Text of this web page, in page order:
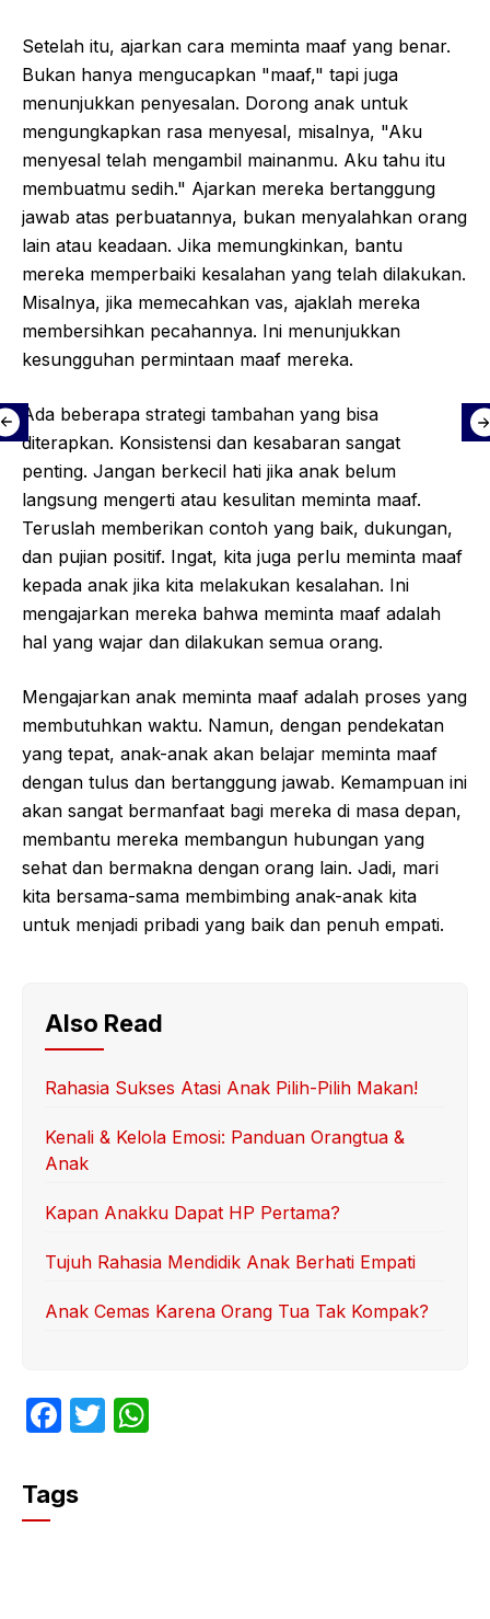
Setelah itu, ajarkan cara meminta maaf yang benar.
Bukan hanya mengucapkan "maaf," tapi juga
menunjukkan penyesalan. Dorong anak untuk
mengungkapkan rasa menyesal, misalnya, "Aku
menyesal telah mengambil mainanmu. Aku tahu itu
membuatmu sedih." Ajarkan mereka bertanggung
jawab atas perbuatannya, bukan menyalahkan orang
lain atau keadaan. Jika memungkinkan, bantu
mereka memperbaiki kesalahan yang telah dilakukan.
Misalnya, jika memecahkan vas, ajaklah mereka
membersihkan pecahannya. Ini menunjukkan
kesungguhan permintaan maaf mereka.
Ada beberapa strategi tambahan yang bisa
diterapkan. Konsistensi dan kesabaran sangat
penting. Jangan berkecil hati jika anak belum
langsung mengerti atau kesulitan meminta maaf.
Teruslah memberikan contoh yang baik, dukungan,
dan pujian positif. Ingat, kita juga perlu meminta maaf
kepada anak jika kita melakukan kesalahan. Ini
mengajarkan mereka bahwa meminta maaf adalah
hal yang wajar dan dilakukan semua orang.
Mengajarkan anak meminta maaf adalah proses yang
membutuhkan waktu. Namun, dengan pendekatan
yang tepat, anak-anak akan belajar meminta maaf
dengan tulus dan bertanggung jawab. Kemampuan ini
akan sangat bermanfaat bagi mereka di masa depan,
membantu mereka membangun hubungan yang
sehat dan bermakna dengan orang lain. Jadi, mari
kita bersama-sama membimbing anak-anak kita
untuk menjadi pribadi yang baik dan penuh empati.
Also Read
Rahasia Sukses Atasi Anak Pilih-Pilih Makan!
Kenali & Kelola Emosi: Panduan Orangtua &
Anak
Kapan Anakku Dapat HP Pertama?
Tujuh Rahasia Mendidik Anak Berhati Empati
Anak Cemas Karena Orang Tua Tak Kompak?
F
c
e
T
Tags